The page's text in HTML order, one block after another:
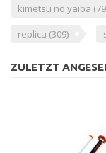
kimetsu no yaiba
replica (309)
ZULETZT